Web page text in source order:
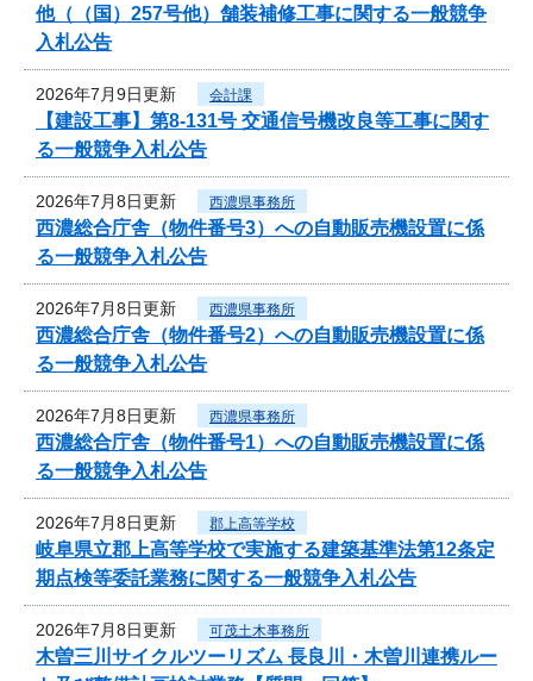
他（（国）257号他）舗装補修工事に関する一般競争
入札公告
2026年7月9日更新 会計課
【建設工事】第8-131号 交通信号機改良等工事に関す
る一般競争入札公告
2026年7月8日更新 西濃県事務所
西濃総合庁舎（物件番号3）への自動販売機設置に係
る一般競争入札公告
2026年7月8日更新 西濃県事務所
西濃総合庁舎（物件番号2）への自動販売機設置に係
る一般競争入札公告
2026年7月8日更新 西濃県事務所
西濃総合庁舎（物件番号1）への自動販売機設置に係
る一般競争入札公告
2026年7月8日更新 郡上高等学校
岐阜県立郡上高等学校で実施する建築基準法第12条定
期点検等委託業務に関する一般競争入札公告
2026年7月8日更新 可茂土木事務所
木曽三川サイクルツーリズム 長良川・木曽川連携ルー